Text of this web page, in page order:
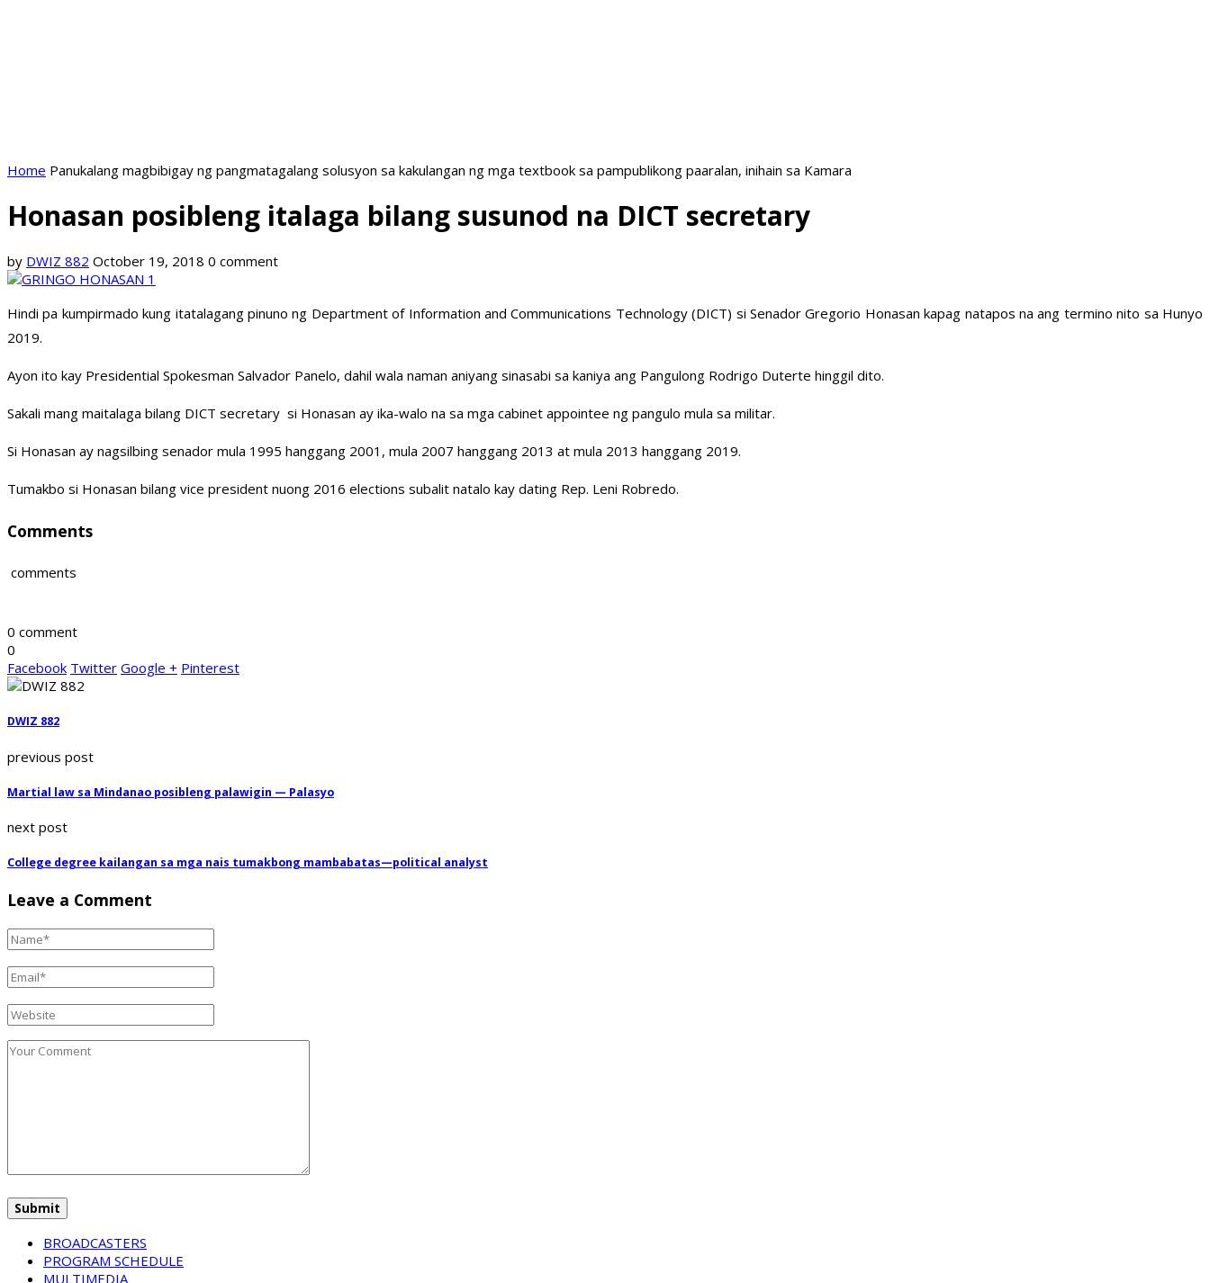
Home Panukalang magbibigay ng pangmatagalang solusyon sa kakulangan ng mga textbook sa pampublikong paaralan, inihain sa Kamara
Honasan posibleng italaga bilang susunod na DICT secretary
by DWIZ 882 October 19, 2018 0 comment
Hindi pa kumpirmado kung itatalagang pinuno ng Department of Information and Communications Technology (DICT) si Senador Gregorio Honasan kapag natapos na ang termino nito sa Hunyo
2019.
Ayon ito kay Presidential Spokesman Salvador Panelo, dahil wala naman aniyang sinasabi sa kaniya ang Pangulong Rodrigo Duterte hinggil dito.
Sakali mang maitalaga bilang DICT secretary si Honasan ay ika-walo na sa mga cabinet appointee ng pangulo mula sa militar.
Si Honasan ay nagsilbing senador mula 1995 hanggang 2001, mula 2007 hanggang 2013 at mula 2013 hanggang 2019.
Tumakbo si Honasan bilang vice president nuong 2016 elections subalit natalo kay dating Rep. Leni Robredo.
Comments
comments
0 comment
0
Facebook Twitter Google + Pinterest
DWIZ 882
previous post
Martial law sa Mindanao posibleng palawigin — Palasyo
next post
College degree kailangan sa mga nais tumakbong mambabatas—political analyst
Leave a Comment
BROADCASTERS
PROGRAM SCHEDULE
MULTIMEDIA